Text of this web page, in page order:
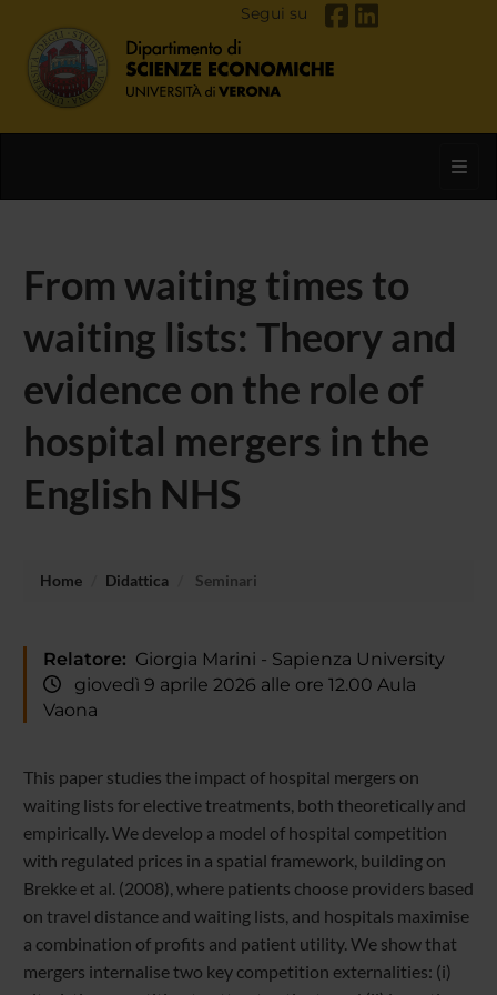
Segui su
From waiting times to
waiting lists: Theory and
evidence on the role of
hospital mergers in the
English NHS
Home Didattica Seminari
Relatore: Giorgia Marini - Sapienza University
giovedì 9 aprile 2026 alle ore 12.00 Aula
Vaona
This paper studies the impact of hospital mergers on
waiting lists for elective treatments, both theoretically and
empirically. We develop a model of hospital competition
with regulated prices in a spatial framework, building on
Brekke et al. (2008), where patients choose providers based
on travel distance and waiting lists, and hospitals maximise
a combination of profits and patient utility. We show that
mergers internalise two key competition externalities: (i)